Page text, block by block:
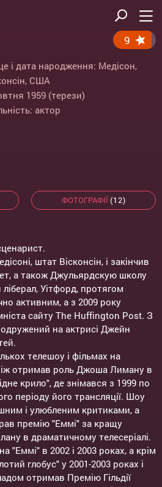
9
і дата народження: Медісон,
США
1959 (терези)
актор
ФОТОГРАФІЇ(12)
штат Вісконсін, і закінчив
а також Джульярдскую школу
Уітфорд, протягом
активним, а з 2009 року
сайту The Huffington Post. З
одружений на актрисі Джейн
телешоу і фільмах на
отримав роль Джоша Лиману в
крило", де знімався з 1999 по
періоду його трансляції. Шоу
і улюбленим критиками, а
премію "Еммі" за кращу
в драматичному телесеріалі.
"Еммі" в 2002 і 2003 роках, а крім
глобус" у 2001-2003 роках і
отримав Премію Гільдії